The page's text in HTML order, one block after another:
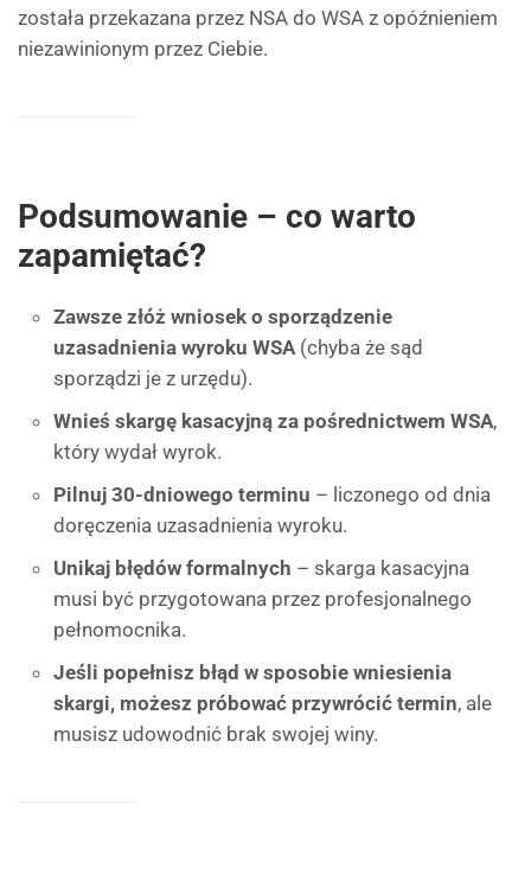
została przekazana przez NSA do WSA z opóźnieniem
niezawinionym przez Ciebie.
Podsumowanie – co warto
zapamiętać?
Zawsze złóż wniosek o sporządzenie
uzasadnienia wyroku WSA(chyba że sąd
sporządzi je z urzędu).
Wnieś skargę kasacyjną za pośrednictwem WSA,
który wydał wyrok.
Pilnuj 30-dniowego terminu – liczonego od dnia
doręczenia uzasadnienia wyroku.
Unikaj błędów formalnych – skarga kasacyjna
musi być przygotowana przez profesjonalnego
pełnomocnika.
Jeśli popełnisz błąd w sposobie wniesienia
skargi, możesz próbować przywrócić termin, ale
musisz udowodnić brak swojej winy.